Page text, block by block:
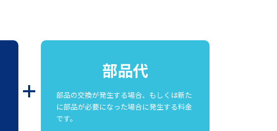
部品代
部品の交換が発生する場合、もしくは新た
に部品が必要になった場合に発生する料金
です。